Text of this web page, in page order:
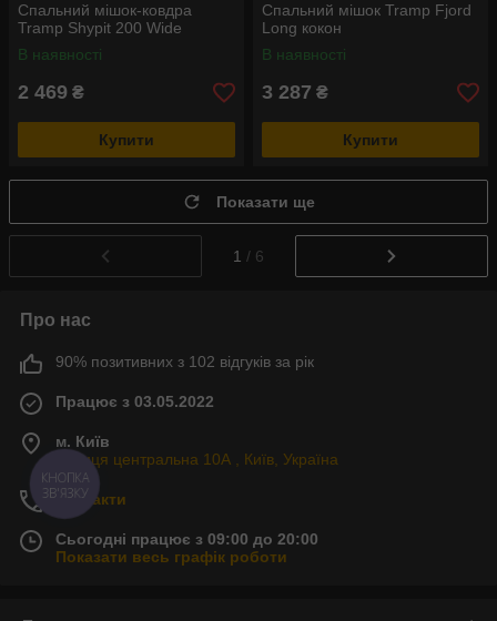
Спальний мішок-ковдра
Tramp Shypit 200 Wide
В наявності
2 469 ₴
Купити
Спальний мішок Tramp Fjord
Long кокон
В наявності
3 287 ₴
Купити
Показати ще
1 / 6
Про нас
90% позитивних з 102 відгуків за рік
Працює з 03.05.2022
м. Київ
Вулиця центральна 10А , Київ, Україна
Контакти
Сьогодні працює з 09:00 до 20:00
Показати весь графік роботи
КНОПКА
ЗВ'ЯЗКУ